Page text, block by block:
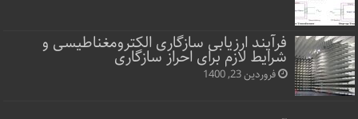
فرآیند ارزیابی سازگاری الکترومغناطیسی و
شرایط لازم برای احراز سازگاری
فروردین 23, 1400